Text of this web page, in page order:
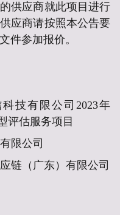
供应商就此项目进行
应商请按照本公告要
件参加报价。
技有限公司2023年
评估服务项目
限公司
链（广东）有限公司